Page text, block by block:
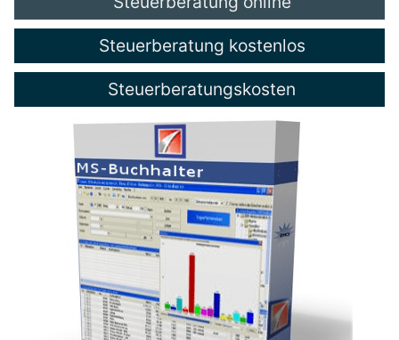
Steuerberatung kostenlos
Steuerberatungskosten